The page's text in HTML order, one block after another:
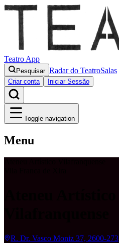
Teatro App
Pesquisar Radar do TeatroSalas
Criar conta Iniciar Sessão
Toggle navigation
Menu
R. Dr. Vasco Moniz 37, 2600-273